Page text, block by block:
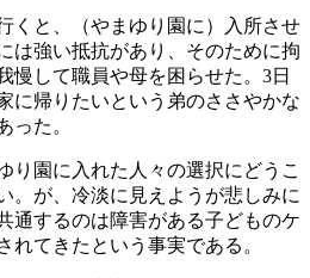
くと、（やまゆり園に）入所させ
は強い抵抗があり、そのために拘
慢して職員や母を困らせた。3日
に帰りたいという弟のささやかな
った。
園に入れた人々の選択にどうこ
。が、冷淡に見えようが悲しみに
通するのは障害がある子どものケ
れてきたという事実である。